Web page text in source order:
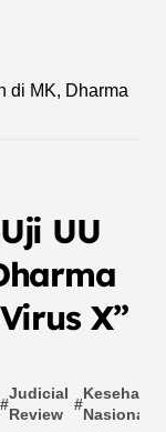
di MK, Dharma
UU
X”
#
Judicial
Review
#
Kesehatan
Nasional